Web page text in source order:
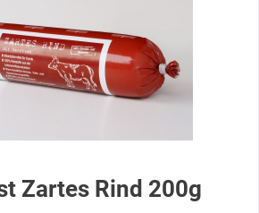
Zartes Rind 200g